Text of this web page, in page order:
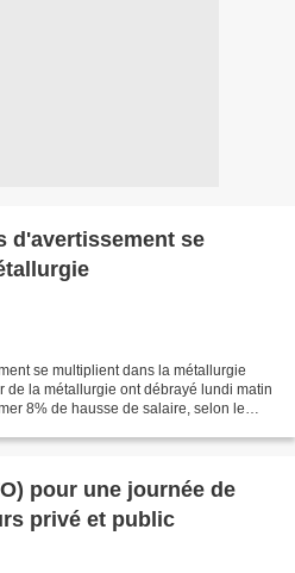
d'avertissement se
se multiplient dans la métallurgie
de la métallurgie ont débrayé lundi matin
8% de hausse de salaire, selon le
pour une journée de
privé et public